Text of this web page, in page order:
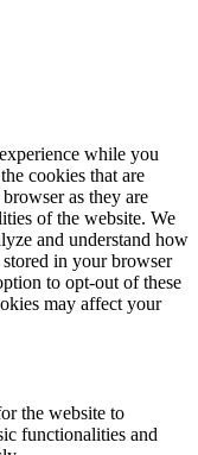
while you
cookies that are
as they are
of the website. We
and understand how
in your browser
to opt-out of these
may affect your
the website to
functionalities and